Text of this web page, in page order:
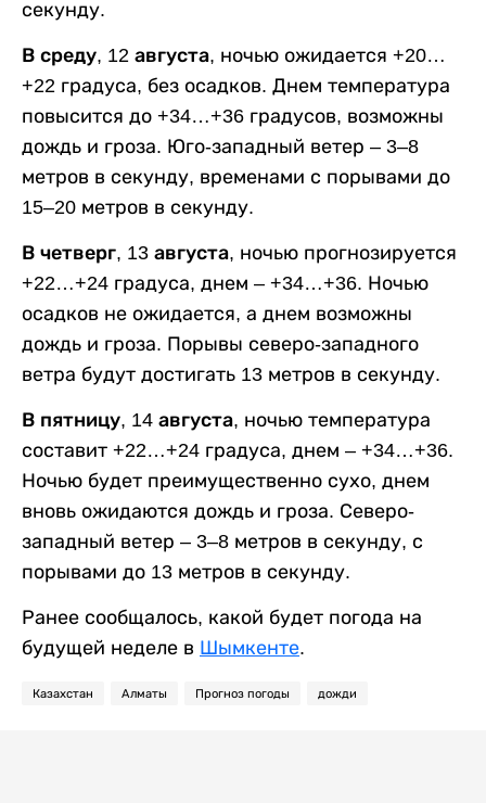
секунду.
В среду, 12 августа, ночью ожидается +20…
+22 градуса, без осадков. Днем температура
повысится до +34…+36 градусов, возможны
дождь и гроза. Юго-западный ветер – 3–8
метров в секунду, временами с порывами до
15–20 метров в секунду.
В четверг, 13 августа, ночью прогнозируется
+22…+24 градуса, днем – +34…+36. Ночью
осадков не ожидается, а днем возможны
дождь и гроза. Порывы северо-западного
ветра будут достигать 13 метров в секунду.
В пятницу, 14 августа, ночью температура
составит +22…+24 градуса, днем – +34…+36.
Ночью будет преимущественно сухо, днем
вновь ожидаются дождь и гроза. Северо-
западный ветер – 3–8 метров в секунду, с
порывами до 13 метров в секунду.
Ранее сообщалось, какой будет погода на
будущей неделе в Шымкенте.
Казахстан Алматы Прогноз погоды дожди